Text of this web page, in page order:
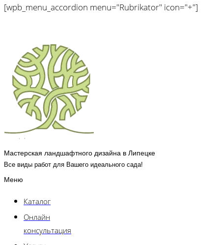
[wpb_menu_accordion menu="Rubrikator" icon="+"]
Мастерская ландшафтного дизайна в Липецке
Все виды работ для Вашего идеального сада!
Меню
Каталог
Онлайн
консультация